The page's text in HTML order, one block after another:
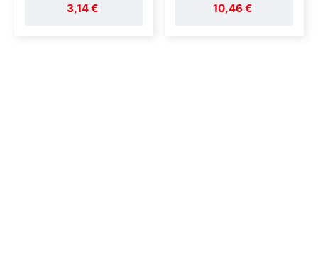
3,14 € 10,46 €